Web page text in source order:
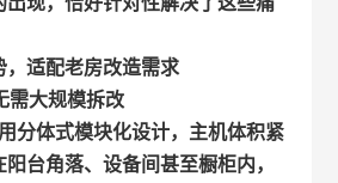
，适配老房改造需求
需大规模拆改
分体式模块化设计，主机体积紧
台角落、设备间甚至橱柜内，